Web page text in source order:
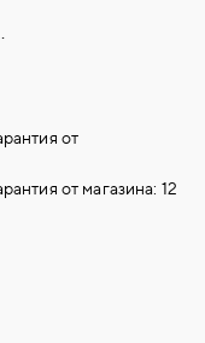
Москва
от
от магазина: 12